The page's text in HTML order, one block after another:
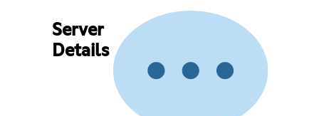
Server
Details